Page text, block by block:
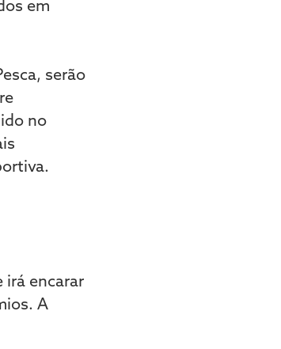
em
serão
no
irá encarar
A